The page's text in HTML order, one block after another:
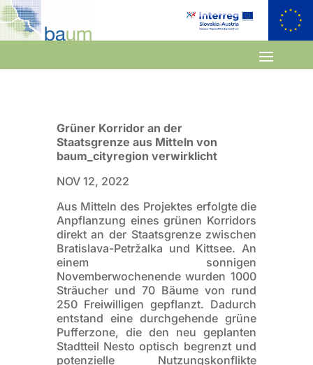
Grüner Korridor an der
Staatsgrenze aus Mitteln von
baum_cityregion verwirklicht
NOV 12, 2022
Aus Mitteln des Projektes erfolgte die
Anpflanzung eines grünen Korridors
direkt an der Staatsgrenze zwischen
Bratislava-Petržalka und Kittsee. An
einem sonnigen
Novemberwochenende wurden 1000
Sträucher und 70 Bäume von rund
250 Freiwilligen gepflanzt. Dadurch
entstand eine durchgehende grüne
Pufferzone, die den neu geplanten
Stadtteil Nesto optisch begrenzt und
potenzielle Nutzungskonflikte